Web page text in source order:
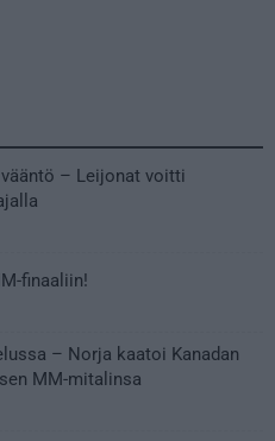
– Leijonat voitti
finaaliin!
– Norja kaatoi Kanadan
MM-mitalinsa